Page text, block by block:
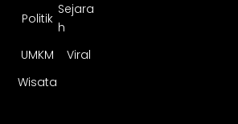
Politik
Sejara
h
UMKM
Viral
Wisata